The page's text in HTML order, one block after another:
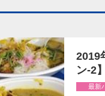
2019
ン-2】
最新